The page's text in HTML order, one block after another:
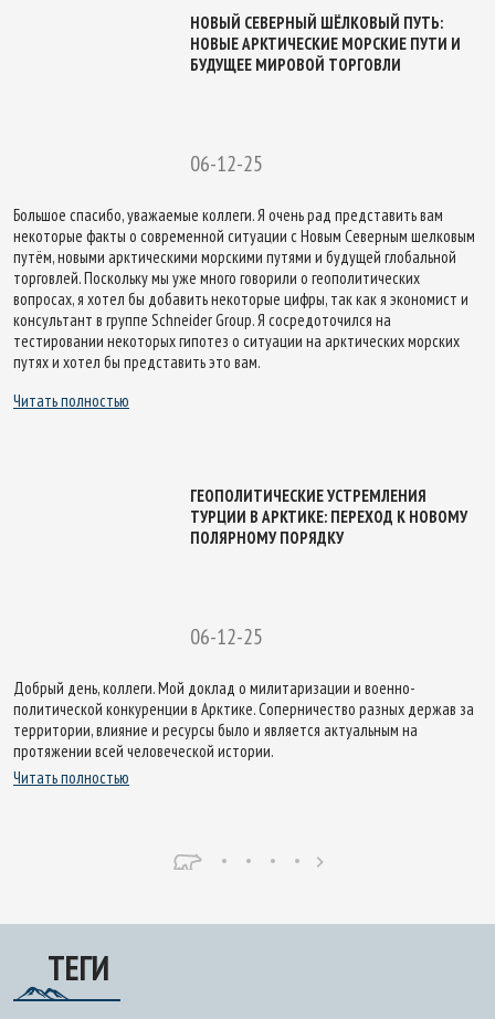
НОВЫЙ СЕВЕРНЫЙ ШЁЛКОВЫЙ ПУТЬ:
НОВЫЕ АРКТИЧЕСКИЕ МОРСКИЕ ПУТИ И
БУДУЩЕЕ МИРОВОЙ ТОРГОВЛИ
06-12-25
Большое спасибо, уважаемые коллеги. Я очень рад представить вам
некоторые факты о современной ситуации с Новым Северным шелковым
путём, новыми арктическими морскими путями и будущей глобальной
торговлей. Поскольку мы уже много говорили о геополитических
вопросах, я хотел бы добавить некоторые цифры, так как я экономист и
консультант в группе Schneider Group. Я сосредоточился на
тестировании некоторых гипотез о ситуации на арктических морских
путях и хотел бы представить это вам.
Читать полностью
ГЕОПОЛИТИЧЕСКИЕ УСТРЕМЛЕНИЯ
ТУРЦИИ В АРКТИКЕ: ПЕРЕХОД К НОВОМУ
ПОЛЯРНОМУ ПОРЯДКУ
06-12-25
Добрый день, коллеги. Мой доклад о милитаризации и военно-
политической конкуренции в Арктике. Соперничество разных держав за
территории, влияние и ресурсы было и является актуальным на
протяжении всей человеческой истории.
Читать полностью
ТЕГИ